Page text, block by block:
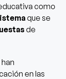
como
que se
de
han
en las